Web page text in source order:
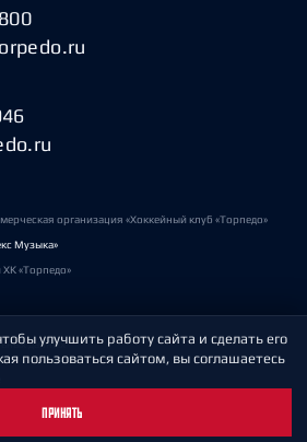
организация «Хоккейный клуб «Торпедо»
Музыка»
«Торпедо»
данных
улучшить работу сайта и сделать его
пользоваться сайтом, вы соглашаетесь
ПРИНЯТЬ